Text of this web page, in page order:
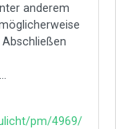
anderem
pm/4969/